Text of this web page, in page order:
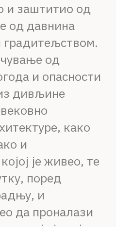
и заштитио од
од давнина
градитељством.
од
и опасности
дивљине
како
и
је живео, те
поред
и
да проналази